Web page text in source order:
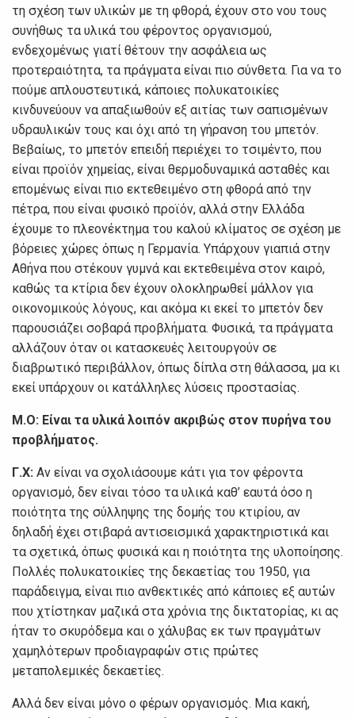
τη σχέση των υλικών με τη φθορά, έχουν στο νου τους
συνήθως τα υλικά του φέροντος οργανισμού,
ενδεχομένως γιατί θέτουν την ασφάλεια ως
προτεραιότητα, τα πράγματα είναι πιο σύνθετα. Για να το
πούμε απλουστευτικά, κάποιες πολυκατοικίες
κινδυνεύουν να απαξιωθούν εξ αιτίας των σαπισμένων
υδραυλικών τους και όχι από τη γήρανση του μπετόν.
Βεβαίως, το μπετόν επειδή περιέχει το τσιμέντο, που
είναι προϊόν χημείας, είναι θερμοδυναμικά ασταθές και
επομένως είναι πιο εκτεθειμένο στη φθορά από την
πέτρα, που είναι φυσικό προϊόν, αλλά στην Ελλάδα
έχουμε το πλεονέκτημα του καλού κλίματος σε σχέση με
βόρειες χώρες όπως η Γερμανία. Υπάρχουν γιαπιά στην
Αθήνα που στέκουν γυμνά και εκτεθειμένα στον καιρό,
καθώς τα κτίρια δεν έχουν ολοκληρωθεί μάλλον για
οικονομικούς λόγους, και ακόμα κι εκεί το μπετόν δεν
παρουσιάζει σοβαρά προβλήματα. Φυσικά, τα πράγματα
αλλάζουν όταν οι κατασκευές λειτουργούν σε
διαβρωτικό περιβάλλον, όπως δίπλα στη θάλασσα, μα κι
εκεί υπάρχουν οι κατάλληλες λύσεις προστασίας.
Μ.Ο: Είναι τα υλικά λοιπόν ακριβώς στον πυρήνα του
προβλήματος.
Γ.Χ: Αν είναι να σχολιάσουμε κάτι για τον φέροντα
οργανισμό, δεν είναι τόσο τα υλικά καθ’ εαυτά όσο η
ποιότητα της σύλληψης της δομής του κτιρίου, αν
δηλαδή έχει στιβαρά αντισεισμικά χαρακτηριστικά και
τα σχετικά, όπως φυσικά και η ποιότητα της υλοποίησης.
Πολλές πολυκατοικίες της δεκαετίας του 1950, για
παράδειγμα, είναι πιο ανθεκτικές από κάποιες εξ αυτών
που χτίστηκαν μαζικά στα χρόνια της δικτατορίας, κι ας
ήταν το σκυρόδεμα και ο χάλυβας εκ των πραγμάτων
χαμηλότερων προδιαγραφών στις πρώτες
μεταπολεμικές δεκαετίες.
Αλλά δεν είναι μόνο ο φέρων οργανισμός. Μια κακή,